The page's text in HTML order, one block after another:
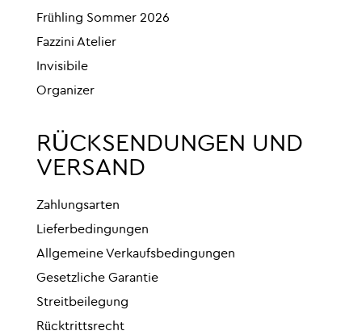
Frühling Sommer 2026
Fazzini Atelier
Invisibile
Organizer
RÜCKSENDUNGEN UND
VERSAND
Zahlungsarten
Lieferbedingungen
Allgemeine Verkaufsbedingungen
Gesetzliche Garantie
Streitbeilegung
Rücktrittsrecht